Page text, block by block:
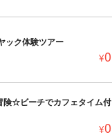
ック体験ツアー
¥0
険☆ビーチでカフェタイム付
¥0